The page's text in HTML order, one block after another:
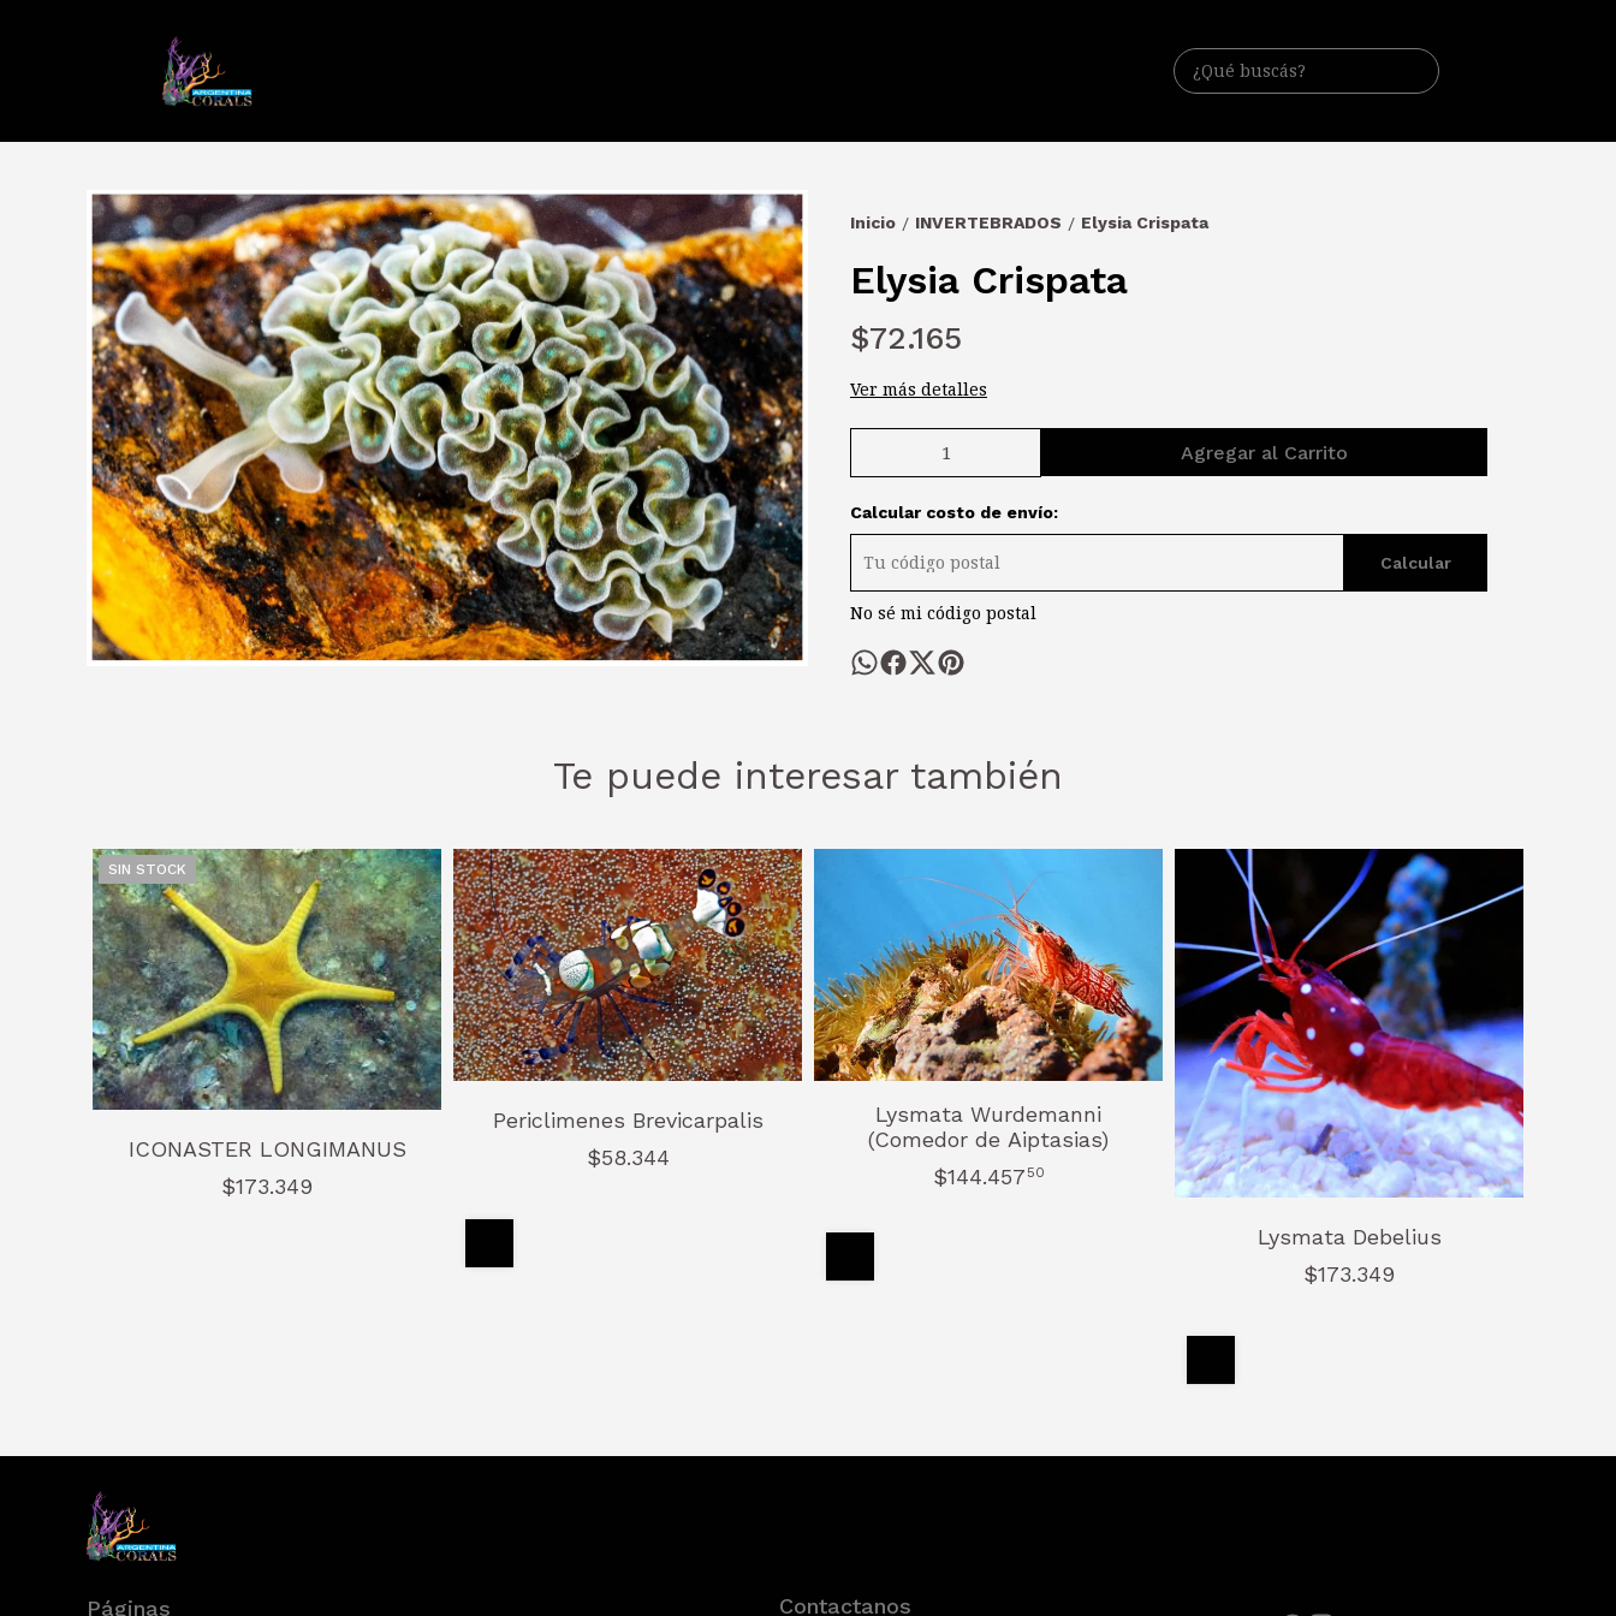
Inicio / INVERTEBRADOS / Elysia Crispata
Elysia Crispata
$72.165
Ver más detalles
Agregar al Carrito
Calcular costo de envío:
Calcular
No sé mi código postal
Te puede interesar también
SIN STOCK
ICONASTER LONGIMANUS
$173.349
Periclimenes Brevicarpalis
$58.344
Lysmata Wurdemanni
(Comedor de Aiptasias)
$144.457 50
Lysmata Debelius
$173.349
Páginas Contactanos